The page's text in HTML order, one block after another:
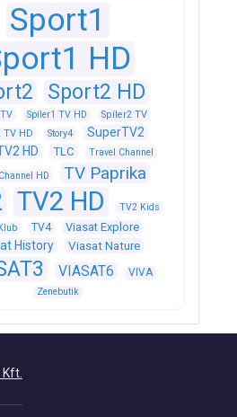
Sport1
HD
Sport2 HD
Spíler1 TV HD
Spíler2 TV
TV HD
Story4
SuperTV2
HD
TLC
Travel Channel
HD
TV Paprika
TV2 HD
TV2 Kids
TV4 Viasat Explore
History Viasat Nature
VIASAT6 VIVA
Zenebutik